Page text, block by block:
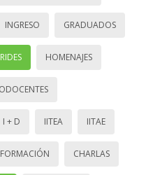
INGRESO GRADUADOS
HOMENAJES
I + D IITEA IITAE
FORMACIÓN CHARLAS